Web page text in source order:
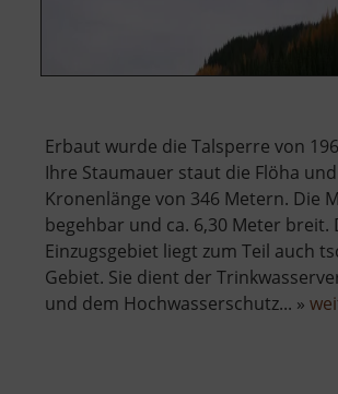
Erbaut wurde die Talsperre von
Ihre Staumauer staut die Flöha
Kronenlänge von 346 Metern. Die
begehbar und ca. 6,30 Meter breit.
Einzugsgebiet liegt zum Teil auch
Gebiet. Sie dient der
und dem Hochwasserschutz... »